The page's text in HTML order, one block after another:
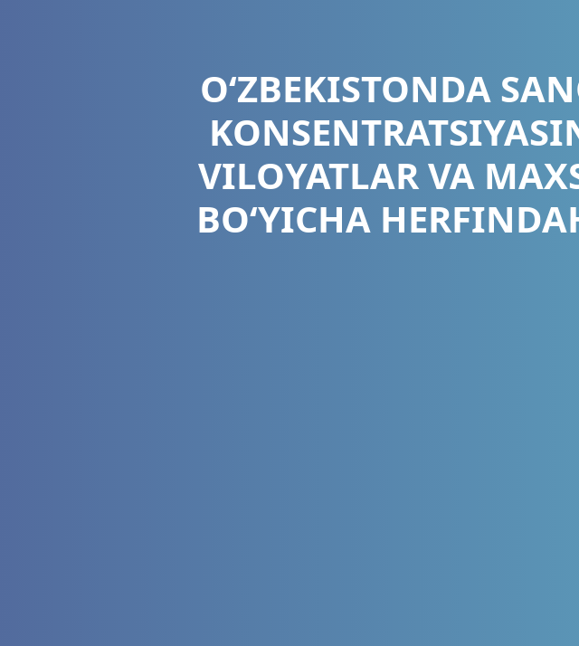
O‘ZBEKISTONDA
VILOYATLAR VA
BO‘YICHA